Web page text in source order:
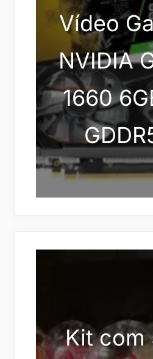
Vídeo
NVIDIA
1660
Kit com